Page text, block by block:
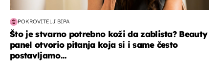
POKROVITELJ BIPA
Što je stvarno potrebno koži da zablista? Beauty
panel otvorio pitanja koja si i same često
postavljamo...